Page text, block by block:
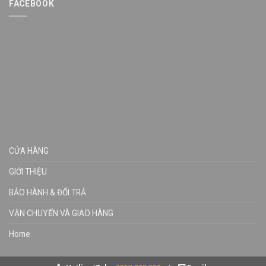
FACEBOOK
CỬA HÀNG
GIỚI THIỆU
BẢO HÀNH & ĐỔI TRẢ
VẬN CHUYỂN VÀ GIAO HÀNG
Home